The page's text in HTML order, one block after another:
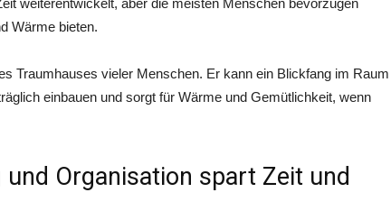
weiterentwickelt, aber die meisten Menschen bevorzugen
Wärme bieten.
Traumhauses vieler Menschen. Er kann ein Blickfang im Raum
einbauen und sorgt für Wärme und Gemütlichkeit, wenn
Organisation spart Zeit und